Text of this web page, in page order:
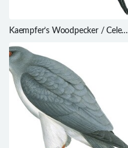
Kaempfer’s Woodpecker / Celeus